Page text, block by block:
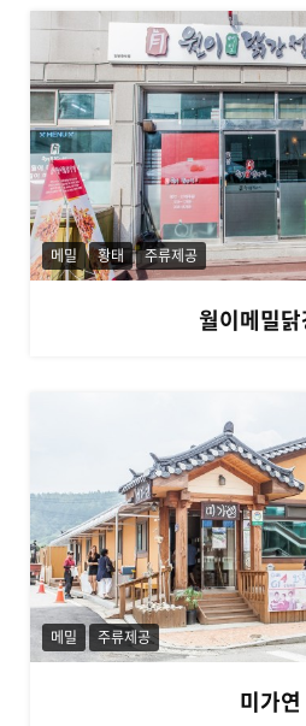
월이메밀
메밀 황태 주류제공
미가연
메밀 주류제공